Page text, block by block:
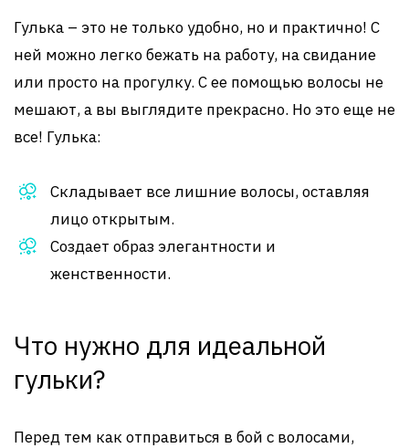
Гулька – это не только удобно, но и практично! С
ней можно легко бежать на работу, на свидание
или просто на прогулку. С ее помощью волосы не
мешают, а вы выглядите прекрасно. Но это еще не
все! Гулька:
Складывает все лишние волосы, оставляя
лицо открытым.
Создает образ элегантности и
женственности.
Что нужно для идеальной
гульки?
Перед тем как отправиться в бой с волосами,